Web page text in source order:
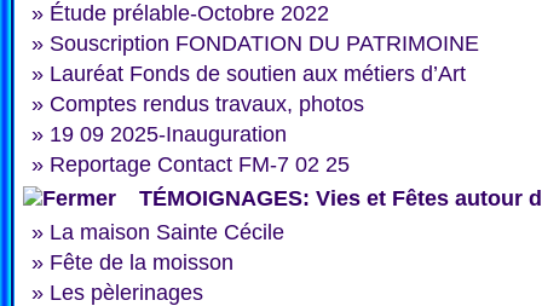
» Étude prélable-Octobre 2022
» Souscription FONDATION DU PATRIMOINE
» Lauréat Fonds de soutien aux métiers d’Art
» Comptes rendus travaux, photos
» 19 09 2025-Inauguration
» Reportage Contact FM-7 02 25
TÉMOIGNAGES: Vies et Fêtes autour
» La maison Sainte Cécile
» Fête de la moisson
» Les pèlerinages